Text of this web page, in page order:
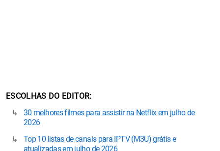
ESCOLHAS DO EDITOR
30 melhores filmes para assistir na Netflix em julho de
2026
Top 10 listas de canais para IPTV (M3U) grátis e
atualizadas em julho de 2026